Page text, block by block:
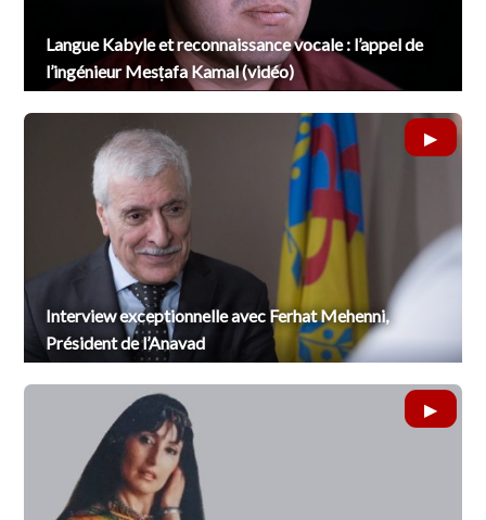
Langue Kabyle et reconnaissance vocale : l’appel de
l’ingénieur Mesṭafa Kamal (vidéo)
Interview exceptionnelle avec Ferhat Mehenni,
Président de l’Anavad